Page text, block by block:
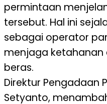
permintaan
tersebut. Hal ini
sebagai operator
menjaga ketahanan
beras.
Direktur Pengadaan
Setyanto,